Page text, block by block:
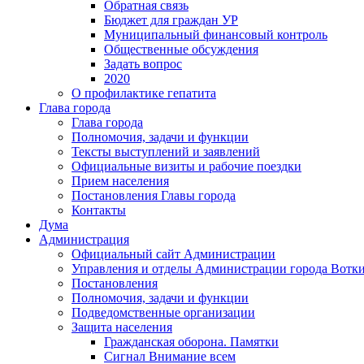
Обратная связь
Бюджет для граждан УР
Муниципальный финансовый контроль
Общественные обсуждения
Задать вопрос
2020
О профилактике гепатита
Глава города
Глава города
Полномочия, задачи и функции
Тексты выступлений и заявлений
Официальные визиты и рабочие поездки
Прием населения
Постановления Главы города
Контакты
Дума
Администрация
Официальный сайт Администрации
Управления и отделы Администрации города
Постановления
Полномочия, задачи и функции
Подведомственные организации
Защита населения
Гражданская оборона. Памятки
Сигнал Внимание всем